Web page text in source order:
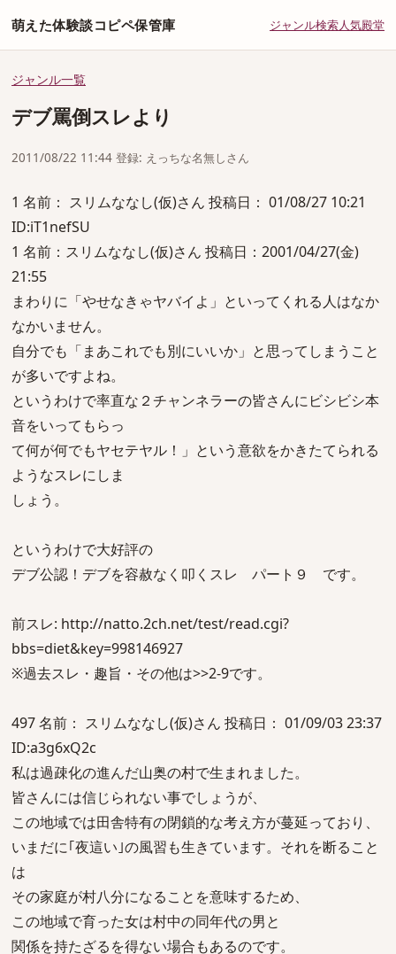
萌えた体験談コピペ保管庫 ジャンル検索人気殿堂
ジャンル一覧
デブ罵倒スレより
2011/08/22 11:44 登録: えっちな名無しさん
1 名前： スリムななし(仮)さん 投稿日： 01/08/27 10:21
ID:iT1nefSU
1 名前：スリムななし(仮)さん 投稿日：2001/04/27(金)
21:55
まわりに「やせなきゃヤバイよ」といってくれる人はなか
なかいません。
自分でも「まあこれでも別にいいか」と思ってしまうこと
が多いですよね。
というわけで率直な２チャンネラーの皆さんにビシビシ本
音をいってもらっ
て何が何でもヤセテヤル！」という意欲をかきたてられる
ようなスレにしま
しょう。
というわけで大好評の
デブ公認！デブを容赦なく叩くスレ パート９ です。
前スレ: http://natto.2ch.net/test/read.cgi?
bbs=diet&key=998146927
※過去スレ・趣旨・その他は>>2-9です。
497 名前： スリムななし(仮)さん 投稿日： 01/09/03 23:37
ID:a3g6xQ2c
私は過疎化の進んだ山奥の村で生まれました。
皆さんには信じられない事でしょうが、
この地域では田舎特有の閉鎖的な考え方が蔓延っており、
いまだに｢夜這い｣の風習も生きています。それを断ること
は
その家庭が村八分になることを意味するため、
この地域で育った女は村中の同年代の男と
関係を持たざるを得ない場合もあるのです。